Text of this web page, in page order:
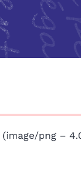
(image/png –